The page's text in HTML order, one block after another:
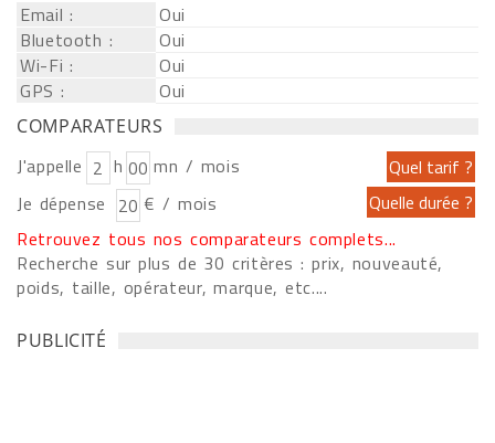
Email :
Oui
Bluetooth :
Oui
Wi-Fi :
Oui
GPS :
Oui
COMPARATEURS
J'appelle h
mn / mois
Je dépense
€ / mois
Retrouvez tous nos comparateurs complets...
Recherche sur plus de 30 critères : prix, nouveauté,
poids, taille, opérateur, marque, etc....
PUBLICITÉ